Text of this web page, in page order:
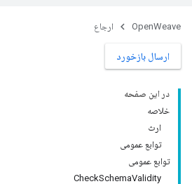
OpenWeave ارجاع
ارسال بازخورد
در این صفحه
خلاصه
ارث
توابع عمومی
توابع عمومی
CheckSchemaValidity